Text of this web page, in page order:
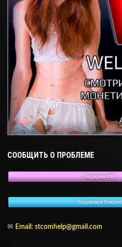
СООБЩИТЬ О ПРОБЛЕМЕ
Поддержка в ВК
Поддержка в Телеграм
✉ Email: stcomhelp@gmail.com